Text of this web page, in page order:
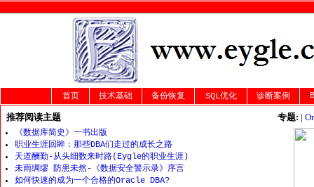
首页 技术基础 备份恢复 SQL优化 诊断案例
推荐阅读主题 专题: |
《数据库简史》一书出版
职业生涯回眸：那些DBA们走过的成长之路
天道酬勤-从头细数来时路(Eygle的职业生涯)
未雨绸缪 防患未然-《数据安全警示录》序言
如何快速的成为一个合格的Oracle DBA?